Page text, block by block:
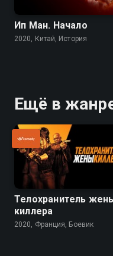
Ип Ман. Начало
2020, Китай, История
Ещё в
Телохранитель
киллера
2020, Франция, Боевик